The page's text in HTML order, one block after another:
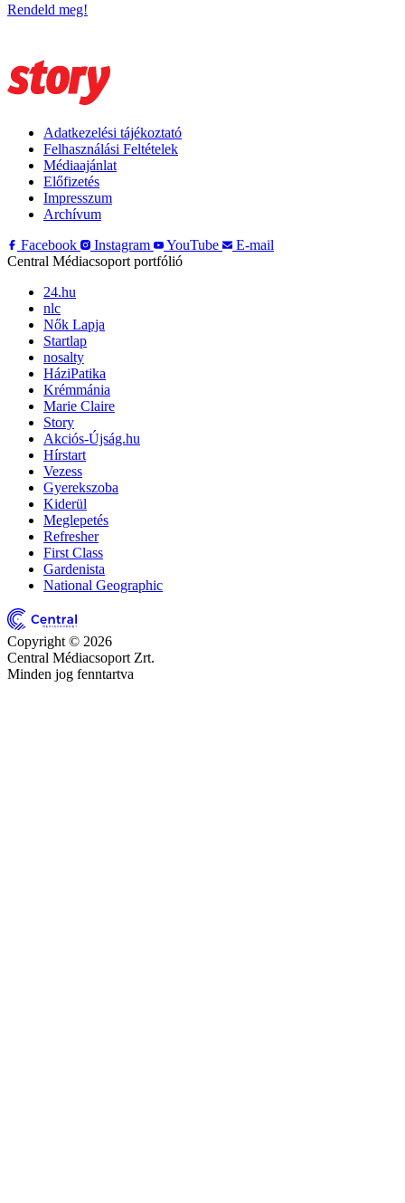
Rendeld meg!
Adatkezelési tájékoztató
Felhasználási Feltételek
Médiaajánlat
Előfizetés
Impresszum
Archívum
Facebook
Instagram YouTube
E-mail
Central Médiacsoport portfólió
24.hu
nlc
Nők Lapja
Startlap
nosalty
HáziPatika
Krémmánia
Marie Claire
Story
Akciós-Újság.hu
Hírstart
Vezess
Gyerekszoba
Kiderül
Meglepetés
Refresher
First Class
Gardenista
National Geographic
Copyright © 2026
Central Médiacsoport Zrt.
Minden jog fenntartva